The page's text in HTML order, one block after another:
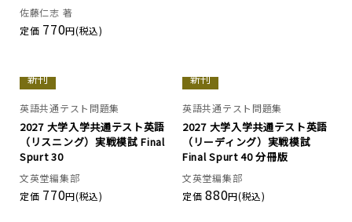
佐藤仁志 著
定価 770円(税込)
新刊
英語共通テスト問題集
2027 大学入学共通テスト英語
（リスニング）実戦模試 Final
Spurt 30
文英堂編集部
定価 770円(税込)
新刊
英語共通テスト問題集
2027 大学入学共通テスト英語
（リーディング）実戦模試
Final Spurt 40 分冊版
文英堂編集部
定価880円(税込)